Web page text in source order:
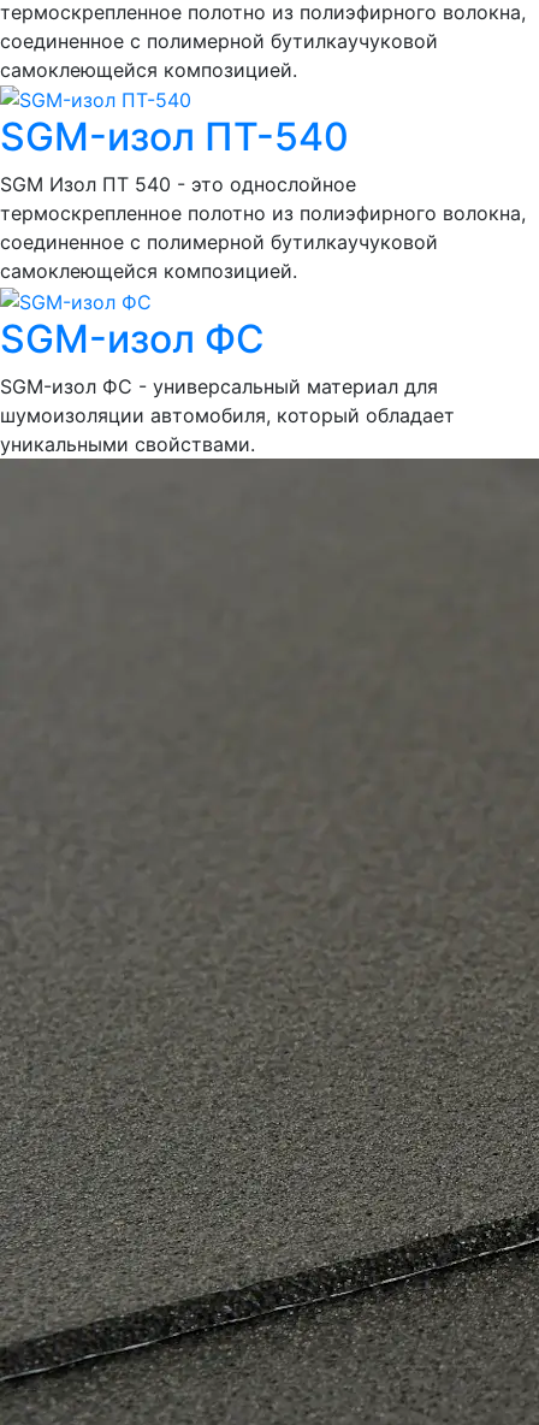
термоскрепленное полотно из полиэфирного волокна,
соединенное с полимерной бутилкаучуковой
самоклеющейся композицией.
SGM-изол ПТ-540
SGM Изол ПТ 540 - это однослойное
термоскрепленное полотно из полиэфирного волокна,
соединенное с полимерной бутилкаучуковой
самоклеющейся композицией.
SGM-изол ФС
SGM-изол ФС - универсальный материал для
шумоизоляции автомобиля, который обладает
уникальными свойствами.